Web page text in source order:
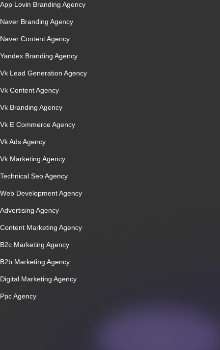
App Lovin Branding Agency
Naver Branding Agency
Naver Content Agency
Yandex Branding Agency
Vk Lead Generation Agency
Vk Content Agency
Vk Branding Agency
Vk E Commerce Agency
Vk Ads Agency
Vk Marketing Agency
Technical Seo Agency
Web Development Agency
Advertising Agency
Content Marketing Agency
B2c Marketing Agency
B2b Marketing Agency
Digital Marketing Agency
Ppc Agency